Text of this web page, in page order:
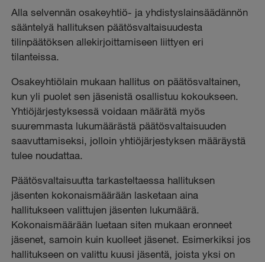
Alla selvennän osakeyhtiö- ja yhdistyslainsäädännön
sääntelyä hallituksen päätösvaltaisuudesta
tilinpäätöksen allekirjoittamiseen liittyen eri
tilanteissa.
Osakeyhtiölain mukaan hallitus on päätösvaltainen,
kun yli puolet sen jäsenistä osallistuu kokoukseen.
Yhtiöjärjestyksessä voidaan määrätä myös
suuremmasta lukumäärästä päätösvaltaisuuden
saavuttamiseksi, jolloin yhtiöjärjestyksen määräystä
tulee noudattaa.
Päätösvaltaisuutta tarkasteltaessa hallituksen
jäsenten kokonaismäärään lasketaan aina
hallitukseen valittujen jäsenten lukumäärä.
Kokonaismäärään luetaan siten mukaan eronneet
jäsenet, samoin kuin kuolleet jäsenet. Esimerkiksi jos
hallitukseen on valittu kuusi jäsentä, joista yksi on